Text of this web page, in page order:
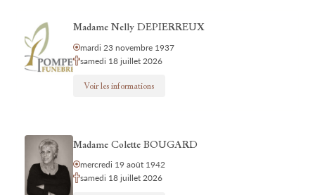
Madame Nelly DEPIERREUX
mardi 23 novembre 1937
samedi 18 juillet 2026
Voir les informations
Madame Colette BOUGARD
mercredi 19 août 1942
samedi 18 juillet 2026